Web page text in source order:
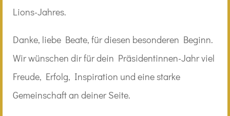
Lions-Jahres.
Danke, liebe Beate, für diesen besonderen Beginn.
Wir wünschen dir für dein Präsidentinnen-Jahr viel
Freude, Erfolg, Inspiration und eine starke
Gemeinschaft an deiner Seite.